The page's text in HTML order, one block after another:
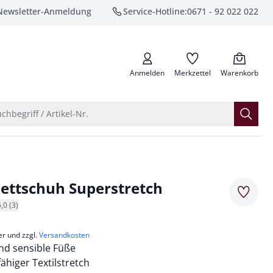
Anmeldung Service-Hotline:0671 - 92 022 022
anrufen
Anmelden Merkzettel Warenkorb
/ Artikel-Nr.
Superstretch
(3)
und zzgl.Versandkosten
sensible Füße
Textilstretch